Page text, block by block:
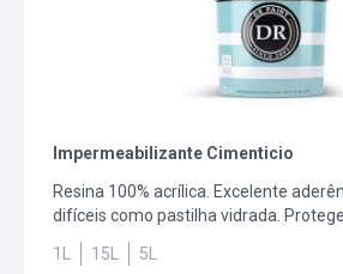
Impermeabilizante Cimenticio
Resina 100% acrílica. Excelente
difíceis como pastilha vidrada.
infiltrações. Impermeável à água.
e elevada durabilidade.
1L 15L 5L